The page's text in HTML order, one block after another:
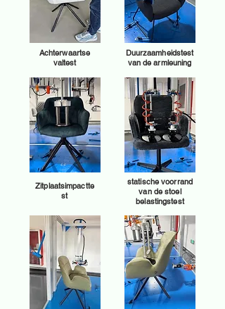
Achterwaartse
valtest
Zitplaatsimpactte
st
Duurzaamheidstest
van de armleuning
statische voorrand
van de stoel
belastingstest